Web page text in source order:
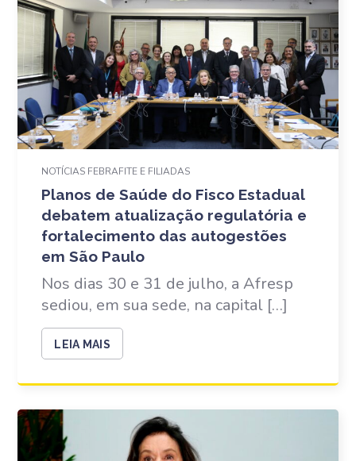
NOTÍCIAS FEBRAFITE E FILIADAS
Planos de Saúde do Fisco Estadual
debatem atualização regulatória e
fortalecimento das autogestões
em São Paulo
Nos dias 30 e 31 de julho, a Afresp
sediou, em sua sede, na capital […]
LEIA MAIS